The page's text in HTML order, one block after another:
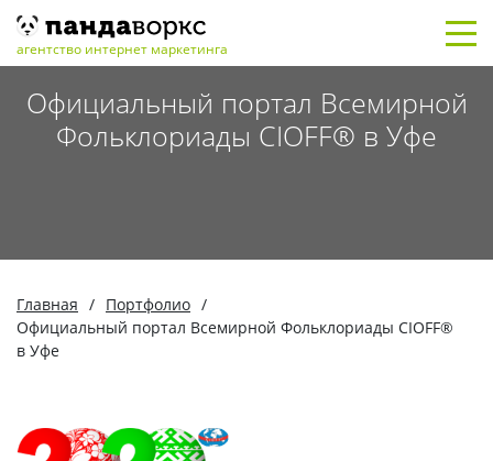
агентство интернет маркетинга
Официальный портал Всемирной
Фольклориады CIOFF® в Уфе
Главная / Портфолио /
Официальный портал Всемирной Фольклориады CIOFF®
в Уфе